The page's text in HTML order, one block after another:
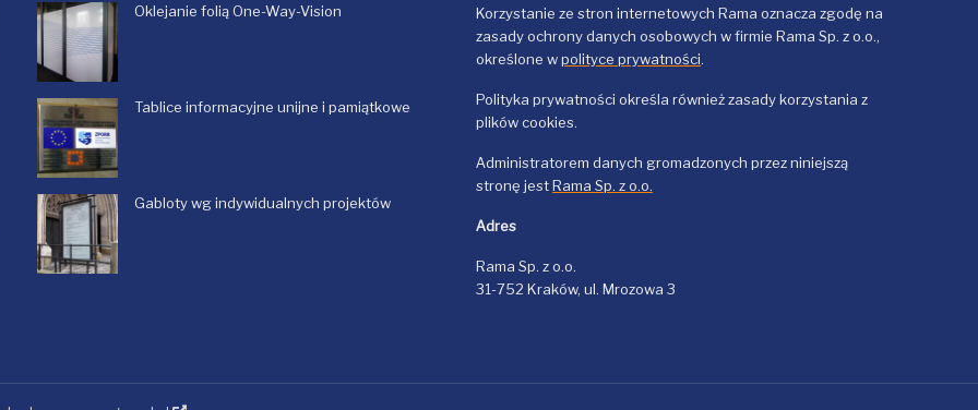
Oklejanie folią One-Way-Vision
Tablice informacyjne unijne i pamiątkowe
Gabloty wg indywidualnych projektów
Korzystanie ze stron internetowych Rama oznacza zgodę na
zasady ochrony danych osobowych w firmie Rama Sp. z o.o.,
określone wpolityce prywatności.
Polityka prywatności określa również zasady korzystania z
plików cookies.
Administratorem danych gromadzonych przez niniejszą
stronę jestRama Sp. z o.o.
Adres
Rama Sp. z o.o.
31-752 Kraków, ul. Mrozowa 3